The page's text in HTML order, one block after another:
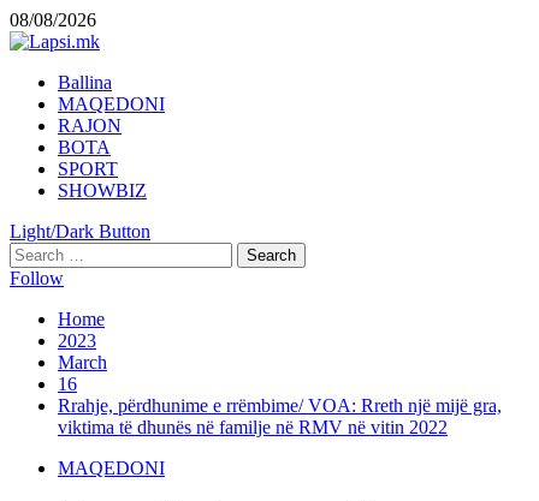
Skip
to
08/08/2026
Primary
Menu
Ballina
MAQEDONI
RAJON
BOTA
SPORT
SHOWBIZ
Light/Dark Button
Search
for:
Follow
Home
2023
March
16
Rrahje, përdhunime e rrëmbime/ VOA: Rreth një mijë gra,
viktima të dhunës në familje në RMV në vitin 2022
MAQEDONI